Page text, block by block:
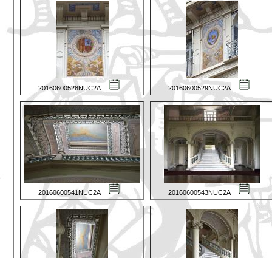
20160600528NUC2A 20160600529NUC2A
20160600541NUC2A 20160600543NUC2A